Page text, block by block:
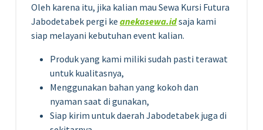
Oleh karena itu, jika kalian mau Sewa Kursi Futura
Jabodetabek pergi ke anekasewa.idsaja kami
siap melayani kebutuhan event kalian.
Produk yang kami miliki sudah pasti terawat
untuk kualitasnya,
Menggunakan bahan yang kokoh dan
nyaman saat di gunakan,
Siap kirim untuk daerah Jabodetabek juga di